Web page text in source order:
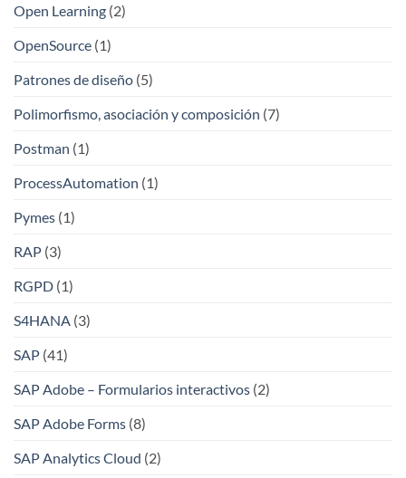
Open Learning (2)
OpenSource (1)
Patrones de diseño (5)
Polimorfismo, asociación y composición (7)
Postman (1)
ProcessAutomation (1)
Pymes (1)
RAP (3)
RGPD (1)
S4HANA (3)
SAP (41)
SAP Adobe – Formularios interactivos (2)
SAP Adobe Forms (8)
SAP Analytics Cloud (2)